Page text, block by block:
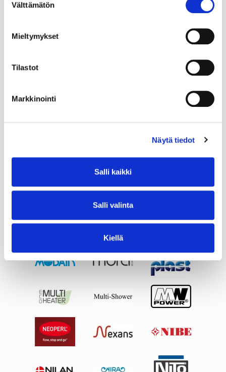
valinta
Välttämätön
Mieltymykset
Tilastot
Markkinointi
Näytä tiedot
Salli kaikki
Salli valinta
Kiellä